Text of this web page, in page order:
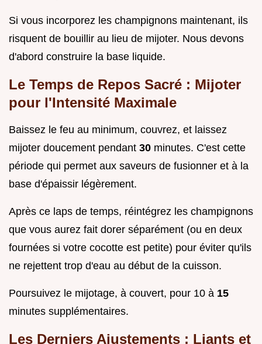
Si vous incorporez les champignons maintenant, ils
risquent de bouillir au lieu de mijoter. Nous devons
d'abord construire la base liquide.
Le Temps de Repos Sacré : Mijoter
pour l'Intensité Maximale
Baissez le feu au minimum, couvrez, et laissez
mijoter doucement pendant 30 minutes. C'est cette
période qui permet aux saveurs de fusionner et à la
base d'épaissir légèrement.
Après ce laps de temps, réintégrez les champignons
que vous aurez fait dorer séparément (ou en deux
fournées si votre cocotte est petite) pour éviter qu'ils
ne rejettent trop d'eau au début de la cuisson.
Poursuivez le mijotage, à couvert, pour 10 à 15
minutes supplémentaires.
Les Derniers Ajustements : Liants et